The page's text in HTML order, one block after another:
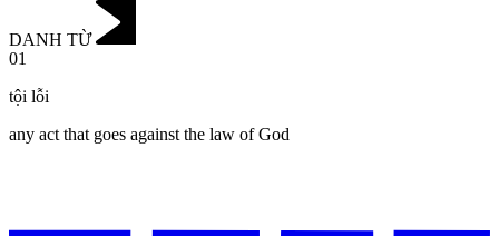
DANH TỪ
01
tội lỗi
any act that goes against the law of God